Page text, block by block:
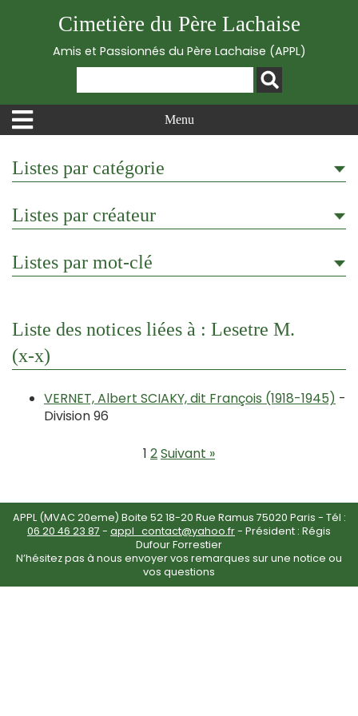
Cimetière du Père Lachaise
Amis et Passionnés du Père Lachaise (APPL)
Menu
Listes par catégorie
Listes par créateur
Listes par mot-clé
Liste des notices liées à : Lesetre M.
(x-x)
VERNET, Albert SCIAKY, dit François (1918-1945) -
Division 96
1 2Suivant »
APPL (MVAC 20eme) Boite 52 18-20 Rue Ramus 75020 Paris - Tél :
06 20 46 23 87 - appl_contact@yahoo.fr- Président : Régis
Dufour Forrestier
N’hésitez pas à nous envoyer vos remarques sur une notice ou
vos questions